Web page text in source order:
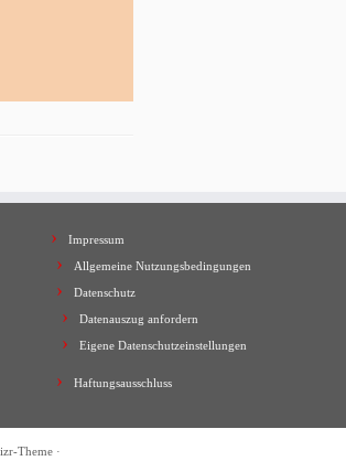
Impressum
Allgemeine Nutzungsbedingungen
Datenschutz
Datenauszug anfordern
Eigene Datenschutzeinstellungen
Haftungsausschluss
Theme ·